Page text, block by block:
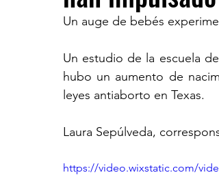
Un auge de bebés
Un estudio de la escuela
hubo un aumento de
leyes antiaborto en Texas.
Laura Sepúlveda,
https://video.wixstatic.com/